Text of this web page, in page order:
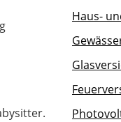
Haus-